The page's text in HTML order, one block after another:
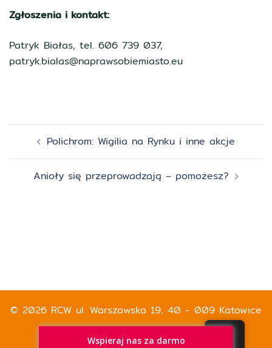
Zgłoszenia i kontakt:
Patryk Białas, tel. 606 739 037,
patryk.bialas@naprawsobiemiasto.eu
Zobacz
wpisyPolichrom: Wigilia na Rynku i inne akcje
Anioły się przeprowadzają – pomożesz?
© 2026 RCW ul. Warszawska 19, 40 - 009 Katowice
Wspieraj nas za darmo